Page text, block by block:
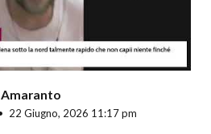
Amaranto
22 Giugno, 2026 11:17 pm